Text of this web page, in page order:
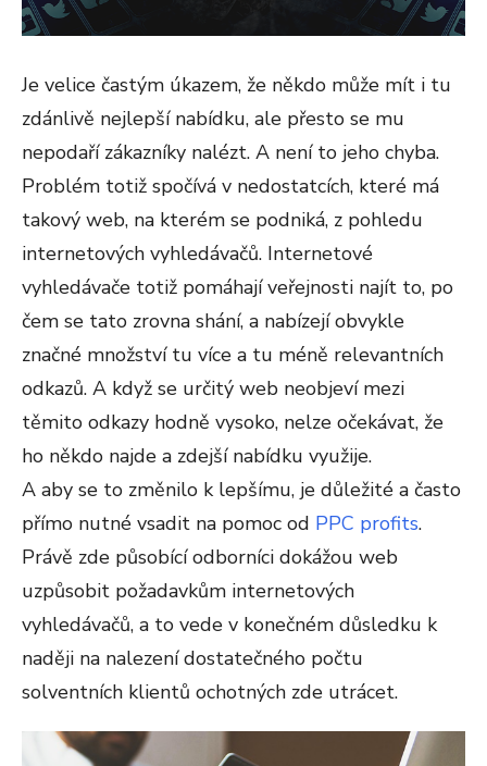
Je velice častým úkazem, že někdo může mít i tu
zdánlivě nejlepší nabídku, ale přesto se mu
nepodaří zákazníky nalézt. A není to jeho chyba.
Problém totiž spočívá v nedostatcích, které má
takový web, na kterém se podniká, z pohledu
internetových vyhledávačů. Internetové
vyhledávače totiž pomáhají veřejnosti najít to, po
čem se tato zrovna shání, a nabízejí obvykle
značné množství tu více a tu méně relevantních
odkazů. A když se určitý web neobjeví mezi
těmito odkazy hodně vysoko, nelze očekávat, že
ho někdo najde a zdejší nabídku využije.
A aby se to změnilo k lepšímu, je důležité a často
přímo nutné vsadit na pomoc od PPC profits.
Právě zde působící odborníci dokážou web
uzpůsobit požadavkům internetových
vyhledávačů, a to vede v konečném důsledku k
naději na nalezení dostatečného počtu
solventních klientů ochotných zde utrácet.